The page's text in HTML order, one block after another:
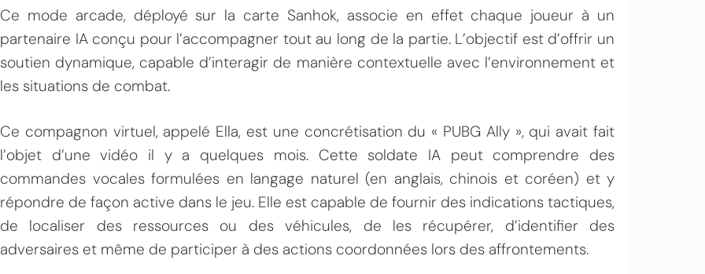
Ce mode arcade, déployé sur la carte Sanhok, associe en effet chaque joueur à un
partenaire IA conçu pour l’accompagner tout au long de la partie. L’objectif est d’offrir un
soutien dynamique, capable d’interagir de manière contextuelle avec l’environnement et
les situations de combat.
Ce compagnon virtuel, appelé Ella, est une concrétisation du « PUBG Ally », qui avait fait
l’objet d’une vidéo il y a quelques mois. Cette soldate IA peut comprendre des
commandes vocales formulées en langage naturel (en anglais, chinois et coréen) et y
répondre de façon active dans le jeu. Elle est capable de fournir des indications tactiques,
de localiser des ressources ou des véhicules, de les récupérer, d’identifier des
adversaires et même de participer à des actions coordonnées lors des affrontements.